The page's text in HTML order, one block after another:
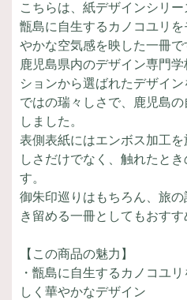
こちらは、紙デザインシリー
甑島に自生するカノコユリ
やかな空気感を映した一冊で
鹿児島県内のデザイン専門
ションから選ばれたデザイ
ではの瑞々しさで、鹿児島
しました。
表側表紙にはエンボス加工
しさだけでなく、触れたと
す。
御朱印巡りはもちろん、旅
き留める一冊としてもおすす
【この商品の魅力】
・甑島に自生するカノコユ
しく華やかなデザイン